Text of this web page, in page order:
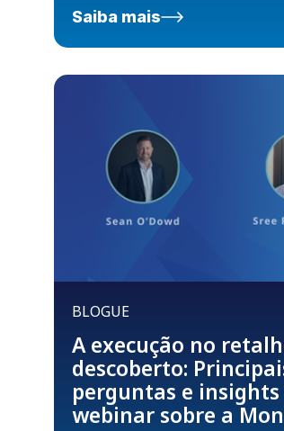
Saiba mais
BLOGUE
A execução no
descoberto:
perguntas e insights
webinar sobre a